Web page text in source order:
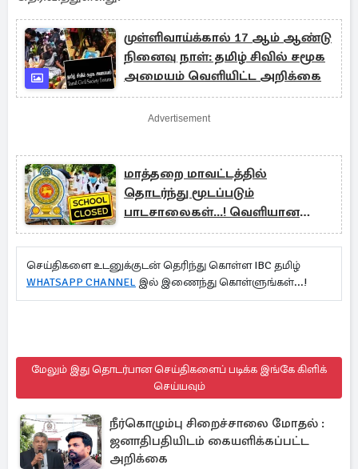
முள்ளிவாய்க்கால் 17 ஆம் ஆண்டு
நினைவு நாள்: தமிழ் சிவில் சமூக
அமையம் வெளியிட்ட அறிக்கை
Advertisement
மாத்தறை மாவட்டத்தில்
தொடர்ந்து மூடப்படும்
பாடசாலைகள்...! வெளியான
அறிவிப்பு
செய்திகளை உடனுக்குடன் தெரிந்து கொள்ள IBC தமிழ்
WHATSAPP CHANNEL இல் இணைந்து கொள்ளுங்கள்...!
மேலும் இது தொடர்பான செய்திகளைப் படிக்க இங்கே கிளிக்
செய்யவும்
நீர்கொழும்பு சிறைச்சாலை மோதல் :
ஜனாதிபதியிடம் கையளிக்கப்பட்ட
அறிக்கை